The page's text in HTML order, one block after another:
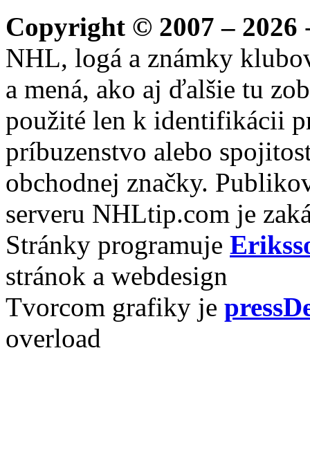
Copyright © 2007 – 2026
NHL, logá a známky
a mená, ako aj ďalšie tu
použité len k identifikácii
príbuzenstvo alebo
obchodnej značky.
serveru NHLtip.com je
Stránky programuje
stránok a webdesign
Tvorcom grafiky je
overload